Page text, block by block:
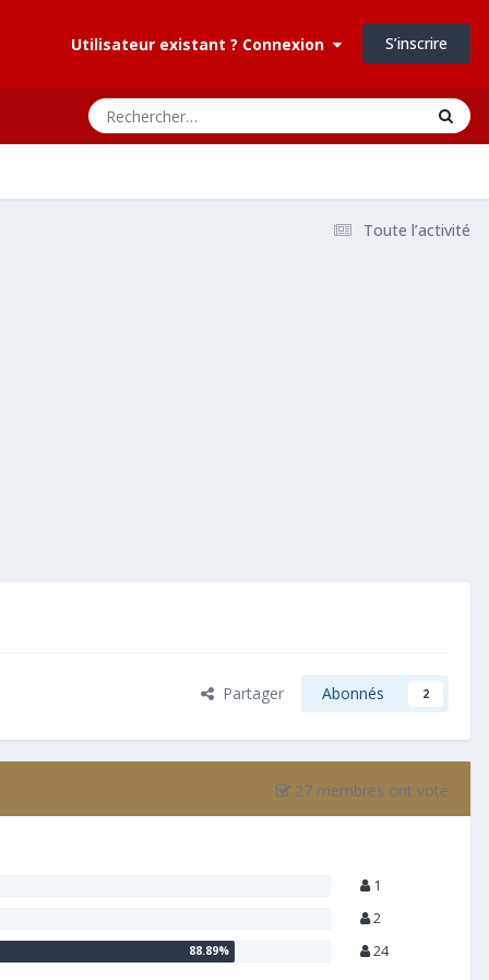
Utilisateur existant ? Connexion S’inscrire
Toute l’activité
Partager Abonnés 2
27 membres ont voté
1
2
24